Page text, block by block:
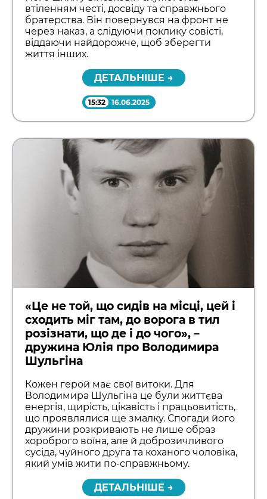
втіленням честі, досвіду та справжнього
братерства. Він повернувся на фронт не
через наказ, а слідуючи поклику совісті,
віддаючи найдорожче, щоб зберегти
життя інших.
ДЕТАЛЬНІШЕ →
15:32 16.06.2025
«Це не той, що сидів на місці, цей і
сходить міг там, до ворога в тил
розізнати, що де і до чого», –
дружина Юлія про Володимира
Шульгіна
Кожен герой має свої витоки. Для
Володимира Шульгіна це були життєва
енергія, щирість, цікавість і працьовитість,
що проявлялися ще змалку. Спогади його
дружини розкривають не лише образ
хороброго воїна, але й доброзичливого
сусіда, чуйного друга та коханого чоловіка,
який умів жити по-справжньому.
ДЕТАЛЬНІШЕ →